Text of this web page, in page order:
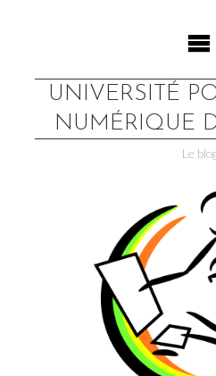
UNIVERSITÉ
NUMÉRIQUE
Le